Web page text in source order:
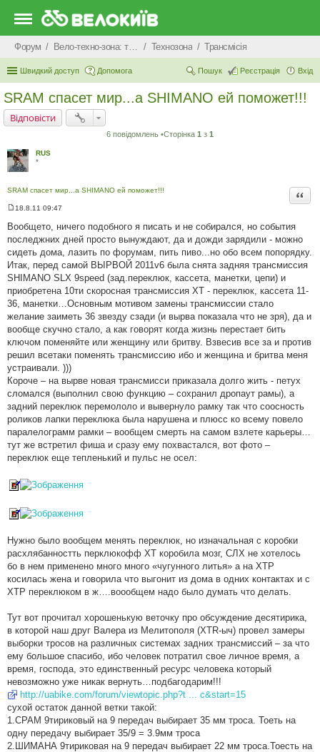
Форум Вело-техно-зона: технічні питання та консультації Технозона Трансмісія
Швидкий доступ Допомога Вхід
Реєстрація
Пошук
SRAM спасет мир...а SHIMANO ей поможет!!!
Відповісти
6 повідомлень •Сторінка 1 з 1
RUS
*
SRAM спасет мир...а SHIMANO ей поможет!!!
в
і
о
м
л
е
н
н
я
18.8.11 09:47
Вообщето, ничего подобного я писать и не собирался, но события
последжних дней просто вынуждают, да и дожди зарядили - можно
сидеть дома, лазить по форумам, пить пиво...но обо всем попорядку.
Итак, перед самой ВЫРВОЙ 2011v6 была снята задняя трансмиссия
SHIMANO SLX 9speed (зад.переклюк, кассета, манетки, цепи) и
приобретена 10ти скоросная трансмиссия XT - переклюк, кассета 11-
36, манетки…Основным мотивом замены трансмиссии стало
желание заиметь 36 звезду сзади (и вырва показала что не зря), да и
вообще скучно стало, а как говорят когда жизнь перестает бить
ключом поменяйте или женщину или бритву. Взвесив все за и против
решил всетаки поменять трансмиссию ибо и женщина и бритва меня
устраивали. )))
Короче – на вырве новая трансмисси приказала долго жить - петух
сломался (выполнил свою функцию – сохранил дропаут рамы), а
задний переклюк перемололо и вывернуло рамку так что соосность
роликов лапки переклюка была нарушена и плюсс ко всему повело
паралелограмм рамки – вообщем смерть на самом взлете карьеры…
тут же встретил фиша и сразу ему похвастался, вот фото –
переклюк еще тепленький и пульс не осел:
Нужно было вообщем менять переклюк, но изначальная с коробки
расхлябанностть перклюкофф XT коробила мозг, СЛХ не хотелось
бо в нем применено много много «чугунного литья» а на ХТР
косилась жена и говорила что выгонит из дома в одних контактах и с
ХТР переклюком в ж….воообщем надо было думать что делать.
Тут вот прочитал хорошенькую веточку про обсуждение десятирика,
в которой наш друг Валера из Мелитополя (XTR-ыч) провел замеры
выборки тросов на различных системах задних трансмиссий – за что
ему большое спасибо, ибо человек потратил свое личное время, а
время, господа, это единственный ресурс человека который
невозможно уже никак вернуть…подбагодарим!!!
http://uabike.com/forum/viewtopic.php?t ... c&start=15
сухой остаток данной ветки такой:
1.СРАМ 9тириковый на 9 передач выбирает 35 мм троса. Тоеть на
одну передачу выбирает 35/9 = 3.9мм троса
2.ШИМАНА 9тириковая на 9 передач выбирает 22 мм троса.Тоесть на